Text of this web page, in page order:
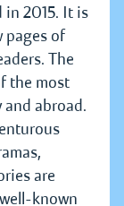
in 2015. It is
pages of
The
the most
abroad.
are
known